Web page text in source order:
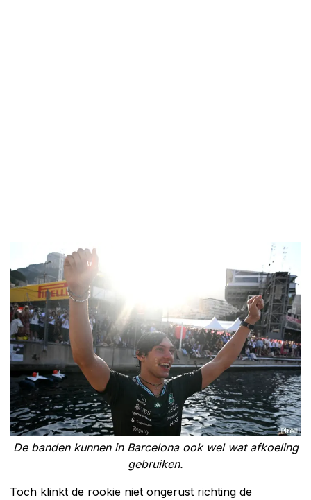
De banden kunnen in Barcelona ook wel wat afkoeling
gebruiken.
Toch klinkt de rookie niet ongerust richting de